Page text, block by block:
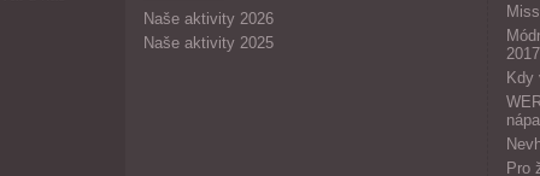
Naše aktivity 2026
Naše aktivity 2025
2017
Kdy
Pro